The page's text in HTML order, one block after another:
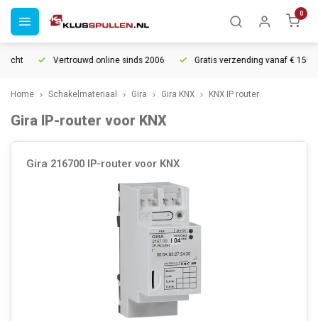
0
Vertrouwd online sinds 2006 Gratis verzending vanaf € 150
Home Schakelmateriaal Gira Gira KNX KNX IP router
Gira IP-router voor KNX
Gira 216700 IP-router voor KNX